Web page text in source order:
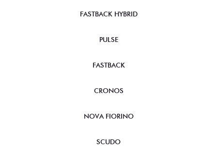
FASTBACK HYBRID
PULSE
FASTBACK
CRONOS
NOVA FIORINO
SCUDO